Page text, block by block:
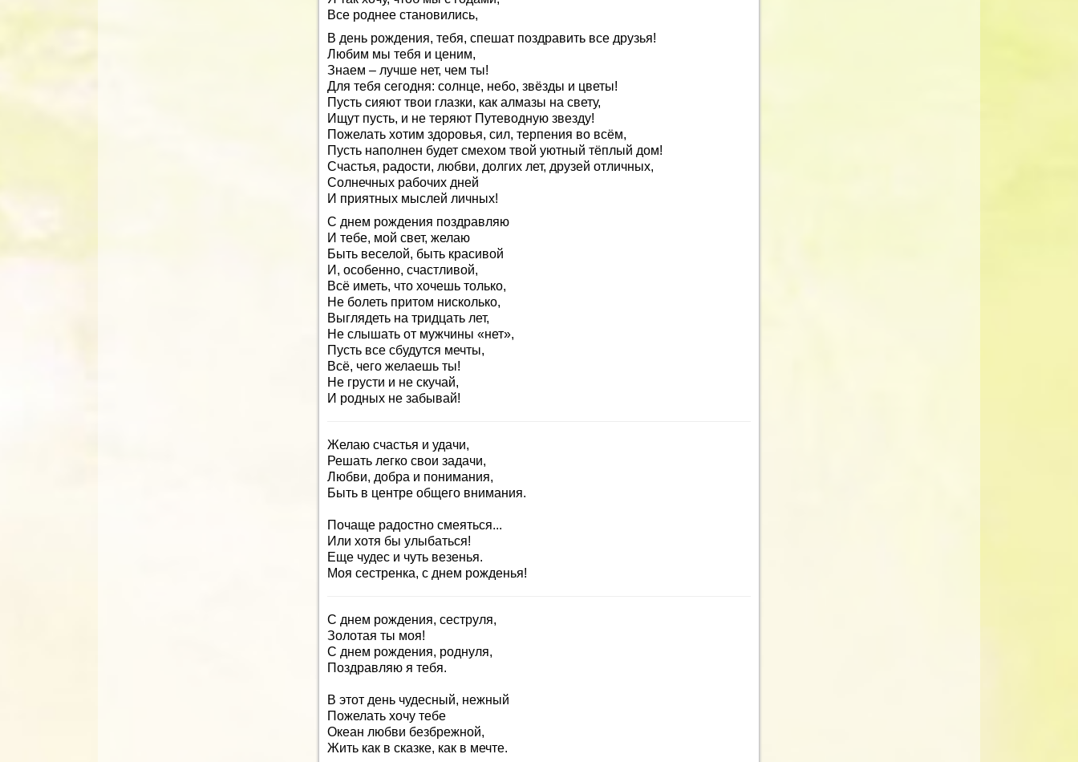
Все роднее становились,
В день рождения, тебя, спешат поздравить все друзья!
Любим мы тебя и ценим,
Знаем – лучше нет, чем ты!
Для тебя сегодня: солнце, небо, звёзды и цветы!
Пусть сияют твои глазки, как алмазы на свету,
Ищут пусть, и не теряют Путеводную звезду!
Пожелать хотим здоровья, сил, терпения во всём,
Пусть наполнен будет смехом твой уютный тёплый дом!
Счастья, радости, любви, долгих лет, друзей отличных,
Солнечных рабочих дней
И приятных мыслей личных!
С днем рождения поздравляю
И тебе, мой свет, желаю
Быть веселой, быть красивой
И, особенно, счастливой,
Всё иметь, что хочешь только,
Не болеть притом нисколько,
Выглядеть на тридцать лет,
Не слышать от мужчины «нет»,
Пусть все сбудутся мечты,
Всё, чего желаешь ты!
Не грусти и не скучай,
И родных не забывай!
Желаю счастья и удачи,
Решать легко свои задачи,
Любви, добра и понимания,
Быть в центре общего внимания.
Почаще радостно смеяться...
Или хотя бы улыбаться!
Еще чудес и чуть везенья.
Моя сестренка, с днем рожденья!
С днем рождения, сеструля,
Золотая ты моя!
С днем рождения, роднуля,
Поздравляю я тебя.
В этот день чудесный, нежный
Пожелать хочу тебе
Океан любви безбрежной,
Жить как в сказке, как в мечте.